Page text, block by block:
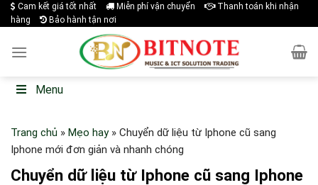
Skip
to
Cam kết giá tốt nhất Miễn phí vận chuyển
Thanh toán khi nhận
hàng
Bảo hành tận nơi
Menu
Trang chủ » Mẹo hay» Chuyển dữ liệu từ Iphone cũ sang
Iphone mới đơn giản và nhanh chóng
Chuyển dữ liệu từ Iphone cũ sang Iphone